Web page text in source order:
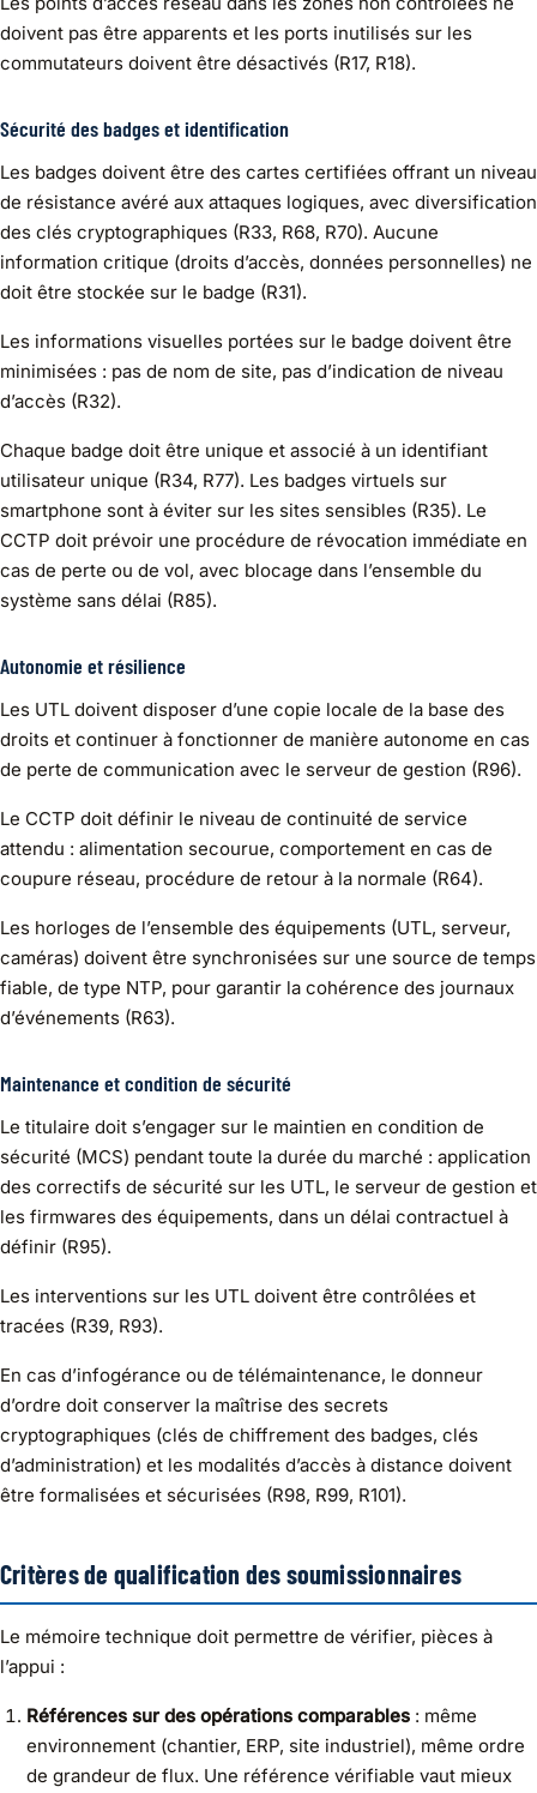
doivent pas être apparents et les ports inutilisés sur les
commutateurs doivent être désactivés (R17, R18).
Sécurité des badges et identification
Les badges doivent être des cartes certifiées offrant un niveau
de résistance avéré aux attaques logiques, avec diversification
des clés cryptographiques (R33, R68, R70). Aucune
information critique (droits d’accès, données personnelles) ne
doit être stockée sur le badge (R31).
Les informations visuelles portées sur le badge doivent être
minimisées : pas de nom de site, pas d’indication de niveau
d’accès (R32).
Chaque badge doit être unique et associé à un identifiant
utilisateur unique (R34, R77). Les badges virtuels sur
smartphone sont à éviter sur les sites sensibles (R35). Le
CCTP doit prévoir une procédure de révocation immédiate en
cas de perte ou de vol, avec blocage dans l’ensemble du
système sans délai (R85).
Autonomie et résilience
Les UTL doivent disposer d’une copie locale de la base des
droits et continuer à fonctionner de manière autonome en cas
de perte de communication avec le serveur de gestion (R96).
Le CCTP doit définir le niveau de continuité de service
attendu : alimentation secourue, comportement en cas de
coupure réseau, procédure de retour à la normale (R64).
Les horloges de l’ensemble des équipements (UTL, serveur,
caméras) doivent être synchronisées sur une source de temps
fiable, de type NTP, pour garantir la cohérence des journaux
d’événements (R63).
Maintenance et condition de sécurité
Le titulaire doit s’engager sur le maintien en condition de
sécurité (MCS) pendant toute la durée du marché : application
des correctifs de sécurité sur les UTL, le serveur de gestion et
les firmwares des équipements, dans un délai contractuel à
définir (R95).
Les interventions sur les UTL doivent être contrôlées et
tracées (R39, R93).
En cas d’infogérance ou de télémaintenance, le donneur
d’ordre doit conserver la maîtrise des secrets
cryptographiques (clés de chiffrement des badges, clés
d’administration) et les modalités d’accès à distance doivent
être formalisées et sécurisées (R98, R99, R101).
Critères de qualification des soumissionnaires
Le mémoire technique doit permettre de vérifier, pièces à
l’appui :
Références sur des opérations comparables : même
environnement (chantier, ERP, site industriel), même ordre
de grandeur de flux. Une référence vérifiable vaut mieux